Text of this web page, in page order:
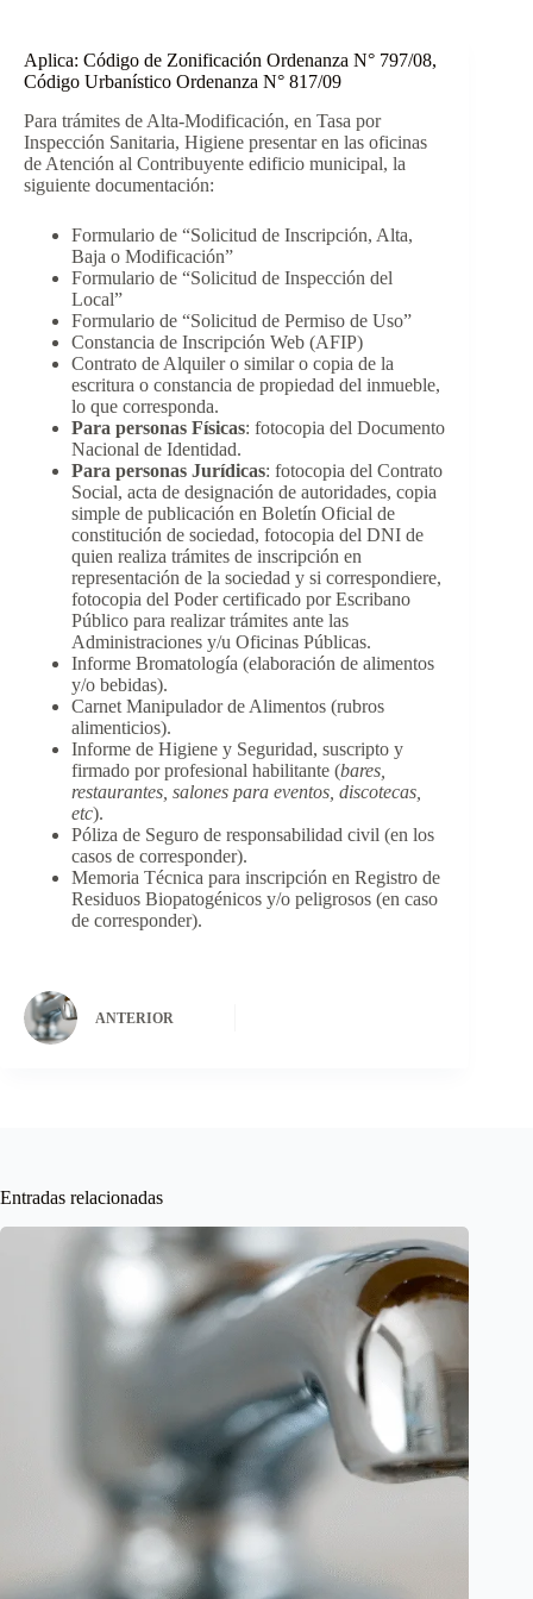
Aplica: Código de Zonificación Ordenanza N° 797/08,
Código Urbanístico Ordenanza N° 817/09
Para trámites de Alta-Modificación, en Tasa por
Inspección Sanitaria, Higiene presentar en las oficinas
de Atención al Contribuyente edificio municipal, la
siguiente documentación:
Formulario de “Solicitud de Inscripción, Alta,
Baja o Modificación”
Formulario de “Solicitud de Inspección del
Local”
Formulario de “Solicitud de Permiso de Uso”
Constancia de Inscripción Web (AFIP)
Contrato de Alquiler o similar o copia de la
escritura o constancia de propiedad del inmueble,
lo que corresponda.
Para personas Físicas: fotocopia del Documento
Nacional de Identidad.
Para personas Jurídicas: fotocopia del Contrato
Social, acta de designación de autoridades, copia
simple de publicación en Boletín Oficial de
constitución de sociedad, fotocopia del DNI de
quien realiza trámites de inscripción en
representación de la sociedad y si correspondiere,
fotocopia del Poder certificado por Escribano
Público para realizar trámites ante las
Administraciones y/u Oficinas Públicas.
Informe Bromatología (elaboración de alimentos
y/o bebidas).
Carnet Manipulador de Alimentos (rubros
alimenticios).
Informe de Higiene y Seguridad, suscripto y
firmado por profesional habilitante (bares,
restaurantes, salones para eventos, discotecas,
etc).
Póliza de Seguro de responsabilidad civil (en los
casos de corresponder).
Memoria Técnica para inscripción en Registro de
Residuos Biopatogénicos y/o peligrosos (en caso
de corresponder).
ANTERIOR
Entradas relacionadas